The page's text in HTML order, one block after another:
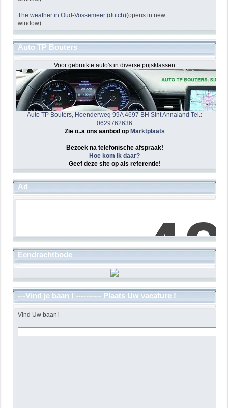
The weather in Oud-Vossemeer (dutch)(opens in new
window)
Auto TP Bouters
Voor gebruikte auto's in diverse prijsklassen
Auto TP Bouters, Hoenderweg 99A 4697 BH Sint Annaland Tel.:
0629762636
Zie o..a ons aanbod op Marktplaats
Bezoek na telefonische afspraak!
Hoe kom ik daar?
Geef deze site op als referentie!
Ad
Eendrachtbode
---Vind je baan ! ---------- Plaats Uw vacature !
Vind Uw baan!